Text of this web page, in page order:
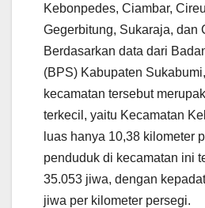
Kebonpedes, Ciambar,
Gegerbitung, Sukaraja, dan
Berdasarkan data dari
(BPS) Kabupaten
kecamatan tersebut
terkecil, yaitu Kecamatan
luas hanya 10,38 kilometer
penduduk di kecamatan ini
35.053 jiwa, dengan
jiwa per kilometer persegi.